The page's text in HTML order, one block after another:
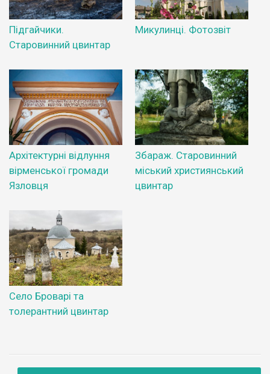
Підгайчики.
Старовинний цвинтар
Микулинці. Фотозвіт
Архітектурні відлуння
вірменської громади
Язловця
Збараж. Старовинний
міський християнський
цвинтар
Село Броварі та
толерантний цвинтар